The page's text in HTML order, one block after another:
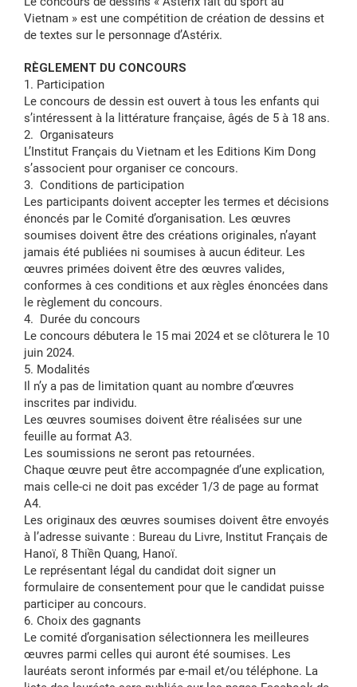
Vietnam » est une compétition de création de dessins et
de textes sur le personnage d’Astérix.
RÈGLEMENT DU CONCOURS
1. Participation
Le concours de dessin est ouvert à tous les enfants qui
s’intéressent à la littérature française, âgés de 5 à 18 ans.
2. Organisateurs
L’Institut Français du Vietnam et les Editions Kim Dong
s’associent pour organiser ce concours.
3. Conditions de participation
Les participants doivent accepter les termes et décisions
énoncés par le Comité d’organisation. Les œuvres
soumises doivent être des créations originales, n’ayant
jamais été publiées ni soumises à aucun éditeur. Les
œuvres primées doivent être des œuvres valides,
conformes à ces conditions et aux règles énoncées dans
le règlement du concours.
4. Durée du concours
Le concours débutera le 15 mai 2024 et se clôturera le 10
juin 2024.
5. Modalités
Il n’y a pas de limitation quant au nombre d’œuvres
inscrites par individu.
Les œuvres soumises doivent être réalisées sur une
feuille au format A3.
Les soumissions ne seront pas retournées.
Chaque œuvre peut être accompagnée d’une explication,
mais celle-ci ne doit pas excéder 1/3 de page au format
A4.
Les originaux des œuvres soumises doivent être envoyés
à l’adresse suivante : Bureau du Livre, Institut Français de
Hanoï, 8 Thiền Quang, Hanoï.
Le représentant légal du candidat doit signer un
formulaire de consentement pour que le candidat puisse
participer au concours.
6. Choix des gagnants
Le comité d’organisation sélectionnera les meilleures
œuvres parmi celles qui auront été soumises. Les
lauréats seront informés par e-mail et/ou téléphone. La